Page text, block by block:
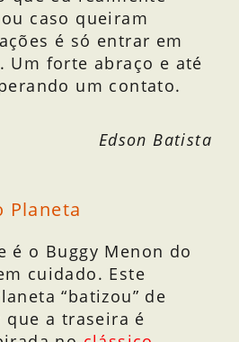
caso queiram
é só entrar em
Um forte abraço e até
um contato.
Edson Batista
Planeta
é o Buggy Menon do
cuidado. Este
“batizou” de
que a traseira é